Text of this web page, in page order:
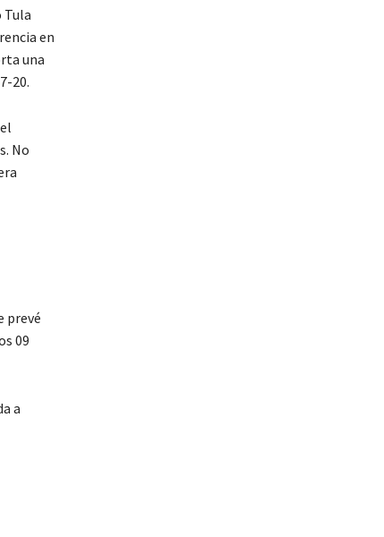
Tula
en
una
20.
No
prevé
09
a